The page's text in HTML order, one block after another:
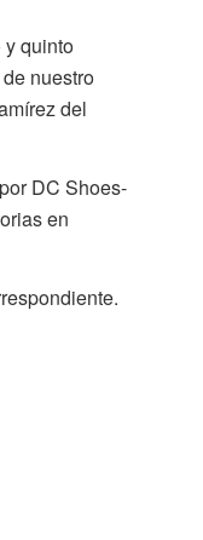
y quinto
nuestro
del
DC Shoes-
en